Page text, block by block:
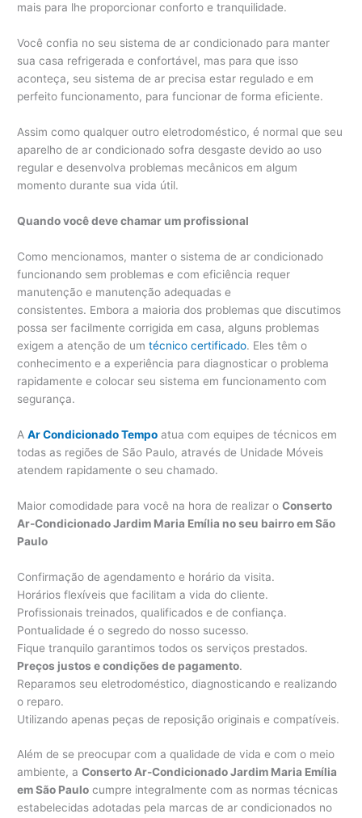
mais para lhe proporcionar conforto e tranquilidade.
Você confia no seu sistema de ar condicionado para manter
sua casa refrigerada e confortável, mas para que isso
aconteça, seu sistema de ar precisa estar regulado e em
perfeito funcionamento, para funcionar de forma eficiente.
Assim como qualquer outro eletrodoméstico, é normal que seu
aparelho de ar condicionado sofra desgaste devido ao uso
regular e desenvolva problemas mecânicos em algum
momento durante sua vida útil.
Quando você deve chamar um profissional
Como mencionamos, manter o sistema de ar condicionado
funcionando sem problemas e com eficiência requer
manutenção e manutenção adequadas e
consistentes. Embora a maioria dos problemas que discutimos
possa ser facilmente corrigida em casa, alguns problemas
exigem a atenção de umtécnico certificado. Eles têm o
conhecimento e a experiência para diagnosticar o problema
rapidamente e colocar seu sistema em funcionamento com
segurança.
AAr Condicionado Tempo atua com equipes de técnicos em
todas as regiões de São Paulo, através de Unidade Móveis
atendem rapidamente o seu chamado.
Maior comodidade para você na hora de realizar oConserto
Ar-Condicionado Jardim Maria Emília no seu bairro em São
Paulo
Confirmação de agendamento e horário da visita.
Horários flexíveis que facilitam a vida do cliente.
Profissionais treinados, qualificados e de confiança.
Pontualidade é o segredo do nosso sucesso.
Fique tranquilo garantimos todos os serviços prestados.
Preços justos e condições de pagamento.
Reparamos seu eletrodoméstico, diagnosticando e realizando
o reparo.
Utilizando apenas peças de reposição originais e compatíveis.
Além de se preocupar com a qualidade de vida e com o meio
ambiente, aConserto Ar-Condicionado Jardim Maria Emília
em São Paulo cumpre integralmente com as normas técnicas
estabelecidas adotadas pela marcas de ar condicionados no